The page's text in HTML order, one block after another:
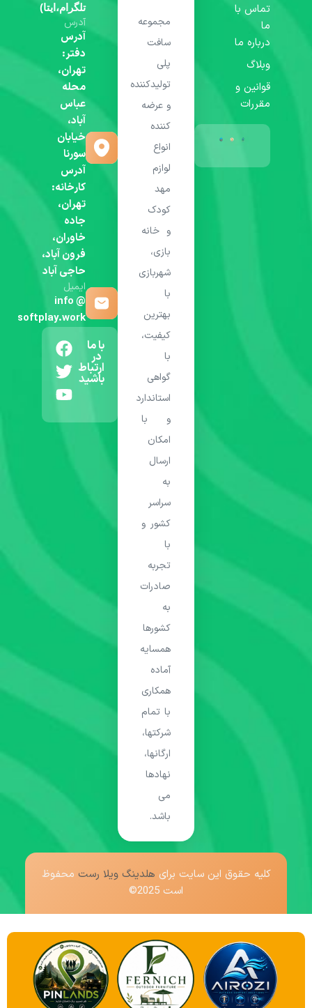
تماس با
ما
درباره ما
وبلاگ
قوانین و
مقررات
مجموعه
سافت
پلی
تولیدکننده
و عرضه
کننده
انواع
لوازم
مهد
کودک
و خانه
بازی،
شهربازی
با
بهترین
کیفیت،
با
گواهی
استاندارد
و با
امکان
ارسال
به
سراسر
کشور و
با
تجربه
صادرات
به
کشورها
همسایه
آماده
همکاری
با تمام
شرکتها،
ارگانها،
نهادها
می
باشد.
تلگرام،ایتا)
آدرس
آدرس
دفتر:
تهران،
محله
عباس
آباد،
خیابان
سورنا
آدرس
کارخانه:
تهران،
جاده
خاوران،
فرون آباد،
حاجی آباد
ایمیل
info @
softplay.work
با ما
در
ارتباط
باشید
کلیه حقوق این سایت برای هلدینگ ویلا رست محفوظ
است 2025©